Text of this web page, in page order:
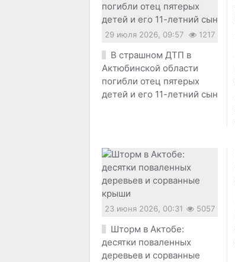
29 июля 2026, 09:57 1217
В страшном ДТП в
Актюбинской области
погибли отец пятерых
детей и его 11-летний сын
23 июня 2026, 00:31 5057
Шторм в Актобе:
десятки поваленных
деревьев и сорванные